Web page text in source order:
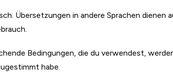
Übersetzungen in andere Sprachen dienen
Bedingungen, die du verwendest,
habe.